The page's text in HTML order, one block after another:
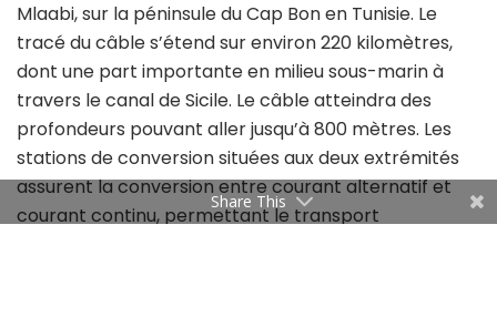
Mlaabi, sur la péninsule du Cap Bon en Tunisie. Le
tracé du câble s’étend sur environ 220 kilomètres,
dont une part importante en milieu sous-marin à
travers le canal de Sicile. Le câble atteindra des
profondeurs pouvant aller jusqu’à 800 mètres. Les
stations de conversion situées aux deux extrémités
assurent la conversion entre courant alternatif et
courant continu, permettant le transport
Share This